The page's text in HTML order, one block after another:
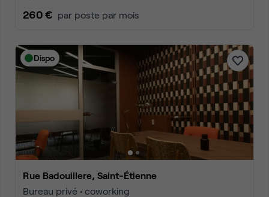
260 € par poste par mois
Dispo
Rue Badouillere, Saint-Étienne
Bureau privé • coworking